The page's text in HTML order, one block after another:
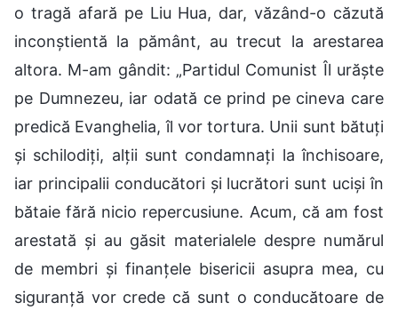
o tragă afară pe Liu Hua, dar, văzând-o căzută
inconștientă la pământ, au trecut la arestarea
altora. M-am gândit: „Partidul Comunist Îl urăște
pe Dumnezeu, iar odată ce prind pe cineva care
predică Evanghelia, îl vor tortura. Unii sunt bătuți
și schilodiți, alții sunt condamnați la închisoare,
iar principalii conducători și lucrători sunt uciși în
bătaie fără nicio repercusiune. Acum, că am fost
arestată și au găsit materialele despre numărul
de membri și finanțele bisericii asupra mea, cu
siguranță vor crede că sunt o conducătoare de